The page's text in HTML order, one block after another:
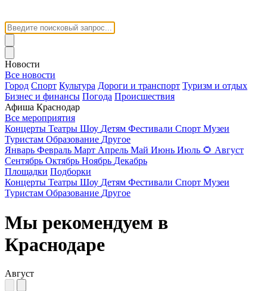
Новости
Все новости
Город Спорт Культура Дороги и транспорт Туризм и отдых
Бизнес и финансы Погода Происшествия
Афиша Краснодар
Все мероприятия
Концерты Театры Шоу Детям Фестивали Спорт Музеи
Туристам Образование Другое
Январь Февраль Март Апрель Май Июнь Июль 🌻 Август
Сентябрь Октябрь Ноябрь Декабрь
Площадки Подборки
Концерты Театры Шоу Детям Фестивали Спорт Музеи
Туристам Образование Другое
Мы рекомендуем в
Краснодаре
Август